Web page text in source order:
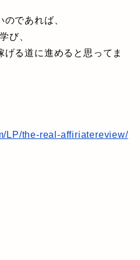
であれば、
び、
る道に進めると思ってま
LP/the-real-affiriatereview/